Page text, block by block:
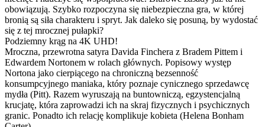
obowiązują. Szybko rozpoczyna się niebezpieczna gra, w której
bronią są siła charakteru i spryt. Jak daleko się posuną, by wydostać
się z tej mrocznej pułapki?
Podziemny krąg na 4K UHD!
Mroczna, przewrotna satyra Davida Finchera z Bradem Pittem i
Edwardem Nortonem w rolach głównych. Popisowy występ
Nortona jako cierpiącego na chroniczną bezsenność
konsumpcyjnego maniaka, który poznaje cynicznego sprzedawcę
mydła (Pitt). Razem wyruszają na buntowniczą, egzystencjalną
krucjatę, która zaprowadzi ich na skraj fizycznych i psychicznych
granic. Ponadto ich relację komplikuje kobieta (Helena Bonham